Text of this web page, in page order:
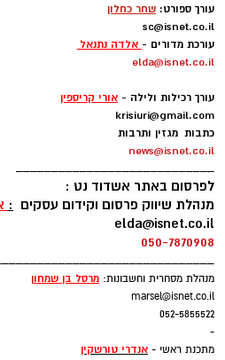
עורך ספורט: שחר כחלון
sc@isnet.co.il
עורכת מדורים - אלדה נתנאל
elda@isnet.co.il
עורך רכילות ולילה - אורי קריספין
krisiuri@gmail.com
כתבות מגזין ותרבות
news@isnet.co.il
לפרסום באתר אשדוד נט :
מנהלת שיווק פרסום וקידום עסקים :
elda@isnet.co.il
050-7870908
מנהלת מסחרית וחשבונות: מרסל בן שמחון
marsel@isnet.co.il
052-5855522
-
מתכנת ראשי - אנדרי טורשקין